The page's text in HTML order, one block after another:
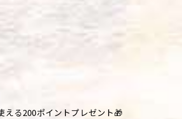
える200ポイントプレゼント🎁